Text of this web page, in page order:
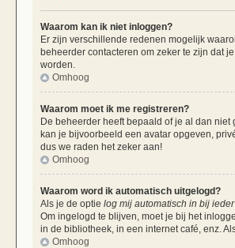
Waarom kan ik niet inloggen?
Er zijn verschillende redenen mogelijk
beheerder contacteren om zeker te zijn dat
worden.
Omhoog
Waarom moet ik me registreren?
De beheerder heeft bepaald of je al dan
kan je bijvoorbeeld een avatar opgeven,
dus we raden het zeker aan!
Omhoog
Waarom word ik automatisch uitgelogd?
Als je de optie log mij automatisch in bij
Om ingelogd te blijven, moet je bij het
in de bibliotheek, in een internet café, enz.
Omhoog